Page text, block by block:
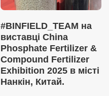
#BINFIELD_TEAM на
виставці China
Phosphate Fertilizer &
Compound Fertilizer
Exhibition 2025 в місті
Нанкін, Китай.